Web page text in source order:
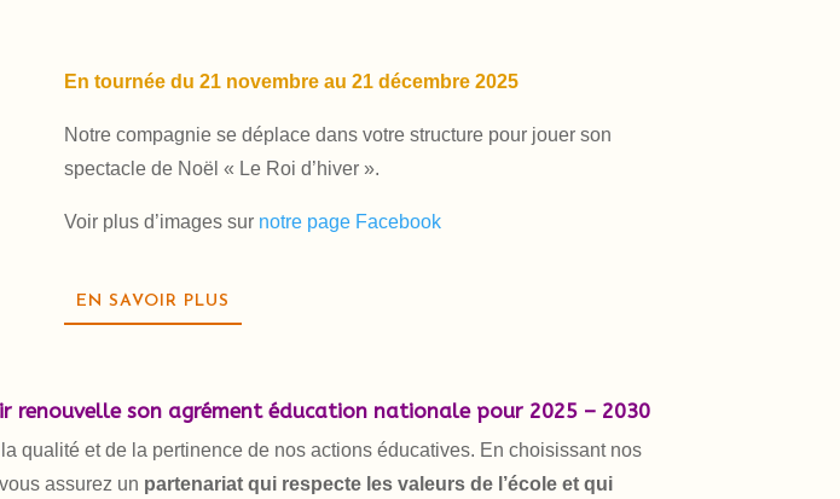
En tournée du 21 novembre au 21 décembre 2025
Notre compagnie se déplace dans votre structure pour jouer son
spectacle de Noël « Le Roi d’hiver ».
Voir plus d’images sur notre page Facebook
EN SAVOIR PLUS
renouvelle son agrément éducation nationale pour 2025 – 2030
qualité et de la pertinence de nos actions éducatives. En choisissant nos
assurez un partenariat qui respecte les valeurs de l’école et qui